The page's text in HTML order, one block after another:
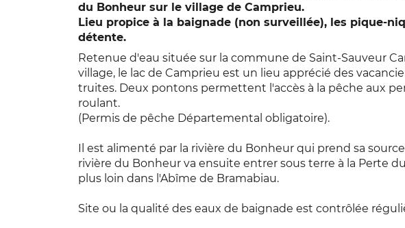
du Bonheur sur le village de Camprieu.
Lieu propice à la baignade (non surveillée), les pique-
détente.
Retenue d'eau située sur la commune de Saint-Sauveur
village, le lac de Camprieu est un lieu apprécié des
truites. Deux pontons permettent l'accès à la pêche aux
roulant.
(Permis de pêche Départemental obligatoire).
Il est alimenté par la rivière du Bonheur qui prend sa
rivière du Bonheur va ensuite entrer sous terre à la Perte
plus loin dans l'Abîme de Bramabiau.
Site ou la qualité des eaux de baignade est contrôlée